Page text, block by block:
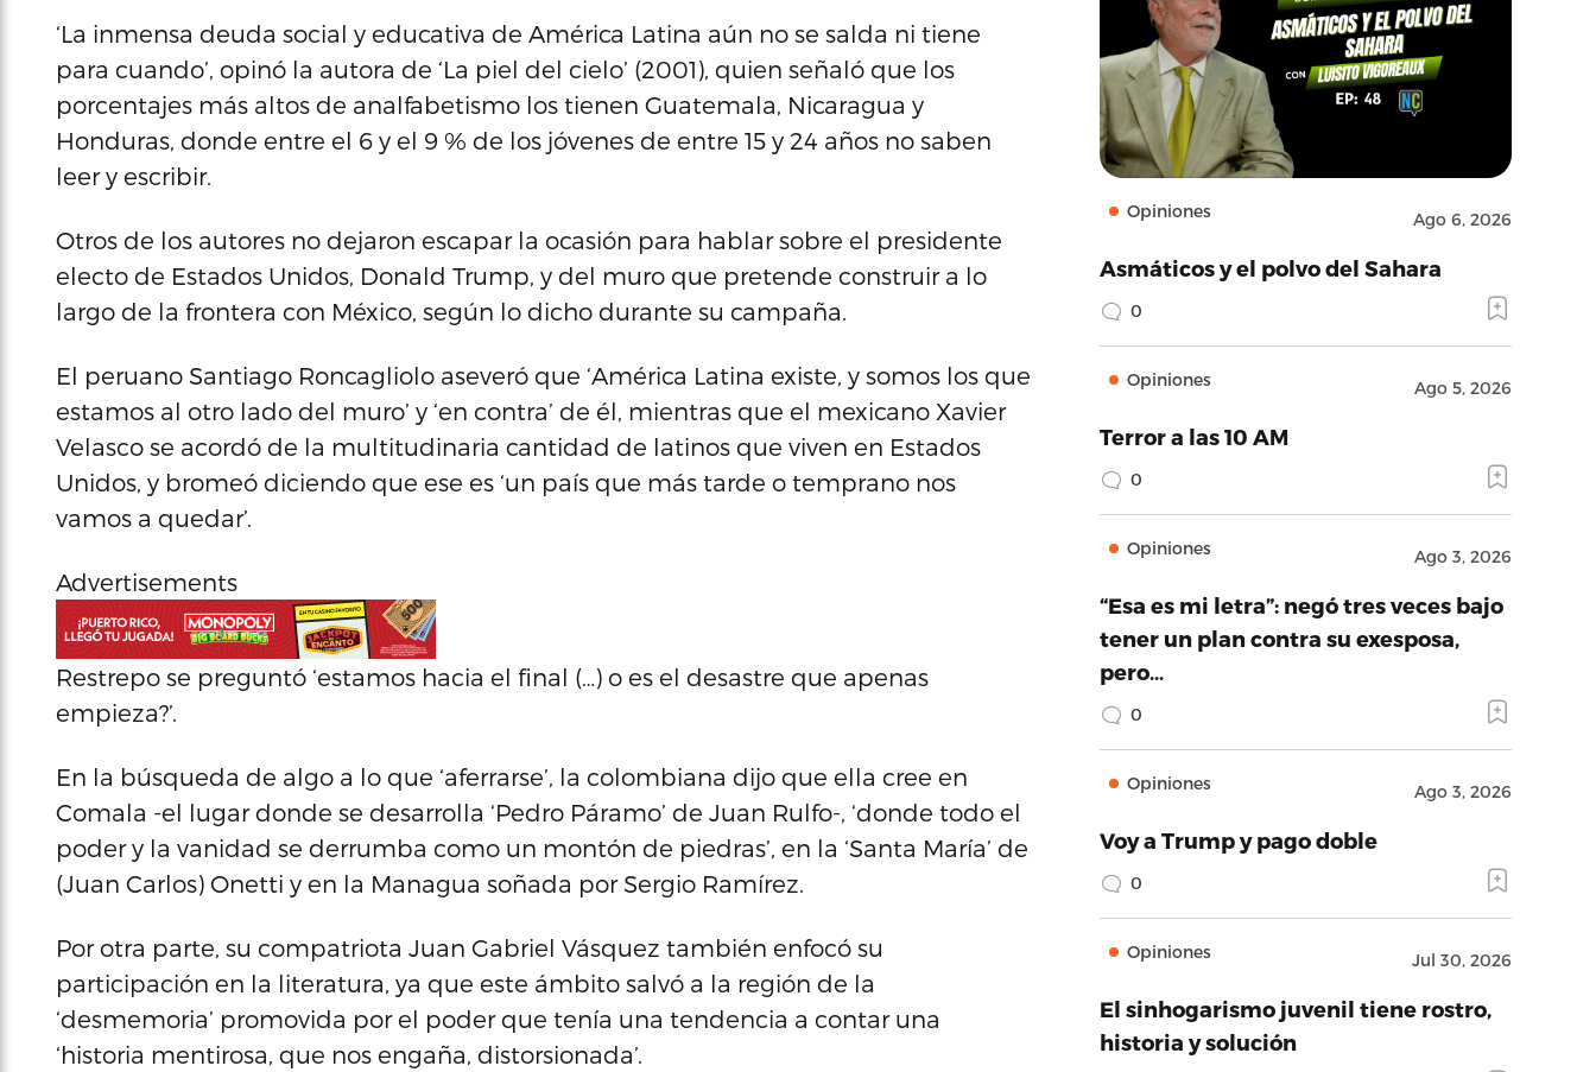
‘La inmensa deuda social y educativa de América Latina aún no se salda ni tiene
para cuando’, opinó la autora de ‘La piel del cielo’ (2001), quien señaló que los
porcentajes más altos de analfabetismo los tienen Guatemala, Nicaragua y
Honduras, donde entre el 6 y el 9 % de los jóvenes de entre 15 y 24 años no saben
leer y escribir.
Otros de los autores no dejaron escapar la ocasión para hablar sobre el presidente
electo de Estados Unidos, Donald Trump, y del muro que pretende construir a lo
largo de la frontera con México, según lo dicho durante su campaña.
El peruano Santiago Roncagliolo aseveró que ‘América Latina existe, y somos los que
estamos al otro lado del muro’ y ‘en contra’ de él, mientras que el mexicano Xavier
Velasco se acordó de la multitudinaria cantidad de latinos que viven en Estados
Unidos, y bromeó diciendo que ese es ‘un país que más tarde o temprano nos
vamos a quedar’.
Advertisements
Restrepo se preguntó ‘estamos hacia el final (…) o es el desastre que apenas
empieza?’.
En la búsqueda de algo a lo que ‘aferrarse’, la colombiana dijo que ella cree en
Comala -el lugar donde se desarrolla ‘Pedro Páramo’ de Juan Rulfo-, ‘donde todo el
poder y la vanidad se derrumba como un montón de piedras’, en la ‘Santa María’ de
(Juan Carlos) Onetti y en la Managua soñada por Sergio Ramírez.
Por otra parte, su compatriota Juan Gabriel Vásquez también enfocó su
participación en la literatura, ya que este ámbito salvó a la región de la
‘desmemoria’ promovida por el poder que tenía una tendencia a contar una
‘historia mentirosa, que nos engaña, distorsionada’.
Opiniones Ago 6, 2026
Asmáticos y el polvo del Sahara
0
Opiniones Ago 5, 2026
Terror a las 10 AM
0
Opiniones Ago 3, 2026
“Esa es mi letra”: negó tres veces bajo
tener un plan contra su exesposa,
pero…
0
Opiniones Ago 3, 2026
Voy a Trump y pago doble
0
Opiniones Jul 30, 2026
El sinhogarismo juvenil tiene rostro,
historia y solución